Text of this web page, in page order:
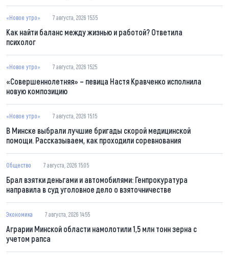
«Новое утро» 7 августа, 2026 15:35
Как найти баланс между жизнью и работой? Ответила
психолог
«Новое утро» 7 августа, 2026 15:25
«Совершеннолетняя» – певица Настя Кравченко исполнила
новую композицию
«Новое утро» 7 августа, 2026 15:15
В Минске выбрали лучшие бригады скорой медицинской
помощи. Рассказываем, как проходили соревнования
Общество 7 августа, 2026 15:05
Брал взятки деньгами и автомобилями: Генпрокуратура
направила в суд уголовное дело о взяточничестве
Экономика 7 августа, 2026 14:55
Аграрии Минской области намолотили 1,5 млн тонн зерна с
учетом рапса